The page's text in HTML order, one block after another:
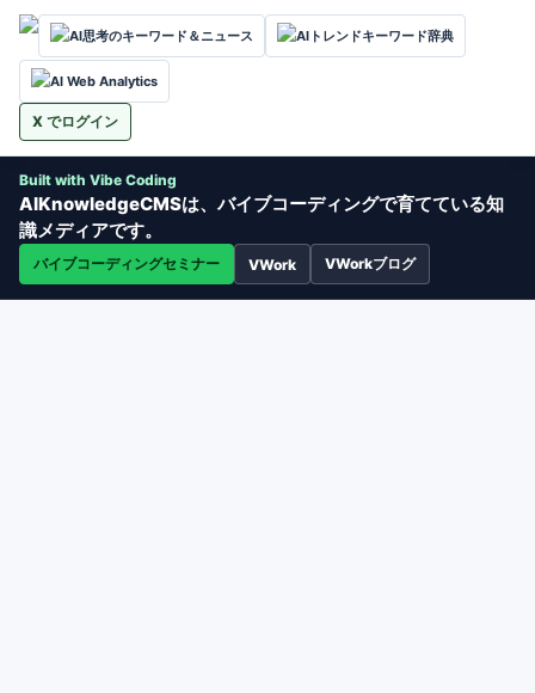
AI思考のキーワード＆ニュース AIトレンドキーワード辞典
AI Web Analytics
X でログイン
Built with Vibe Coding
AIKnowledgeCMSは、バイブコーディングで育てている知
識メディアです。
バイブコーディングセミナー VWork VWorkブログ